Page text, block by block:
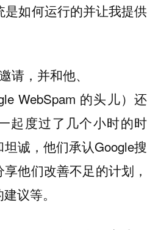
是如何运行的并让我提供
请，并和他、
WebSpam 的头儿）还
起度过了几个小时的时
诚，他们承认Google搜
他们改善不足的计划，
议等。